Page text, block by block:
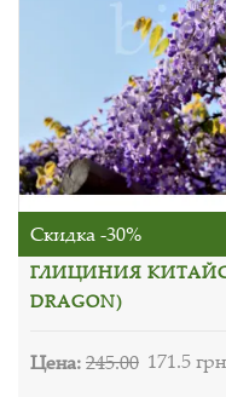
Скидка -30%
ГЛИЦИНИЯ
DRAGON)
Цена:245.00 171.5 грн